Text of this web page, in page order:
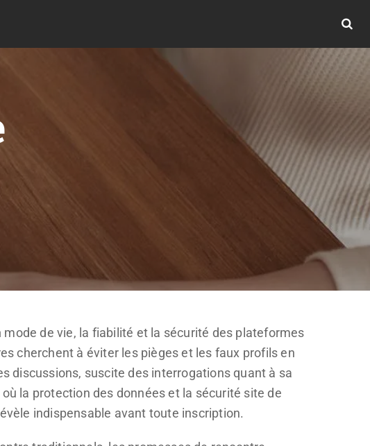
de vie, la fiabilité et la sécurité des plateformes
cherchent à éviter les pièges et les faux profils en
discussions, suscite des interrogations quant à sa
la protection des données et la sécurité site de
indispensable avant toute inscription.